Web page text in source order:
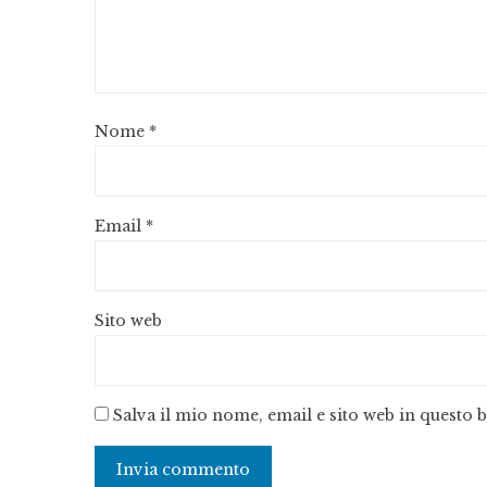
Nome *
Email *
Sito web
Salva il mio nome, email e sito web in